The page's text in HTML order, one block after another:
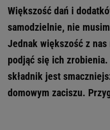
Większość dań i
samodzielnie, nie
Jednak większość z
podjąć się ich
składnik jest
domowym zaciszu.